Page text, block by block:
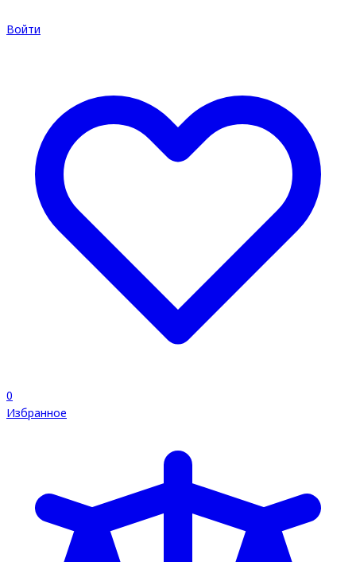
Войти
0
Избранное